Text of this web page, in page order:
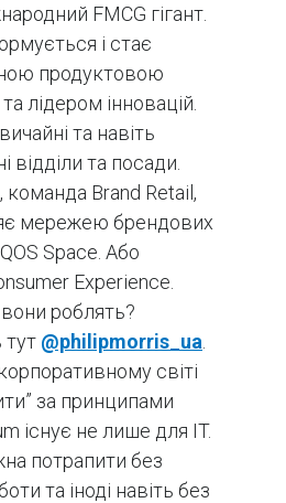
FMCG гігант.
і стає
продуктовою
лідером інновацій.
та навіть
відділи та посади.
Brand Retail,
мережею брендових
Space. Або
Experience.
роблять?
тут @philipmorris_ua
світі
за принципами
існує не лише для IT.
потрапити без
та іноді навіть без